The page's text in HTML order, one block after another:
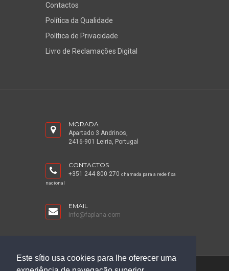
Este sítio usa cookies para lhe oferecer uma
Contactos
Política da Qualidade
Política de Privacidade
Livro de Reclamações Digital
MORADA
Apartado 3 Andrinos,
2416-901 Leiria, Portugal
CONTACTOS
+351 244 800 270 chamada para a rede fixa
nacional
EMAIL
info@faplana.com